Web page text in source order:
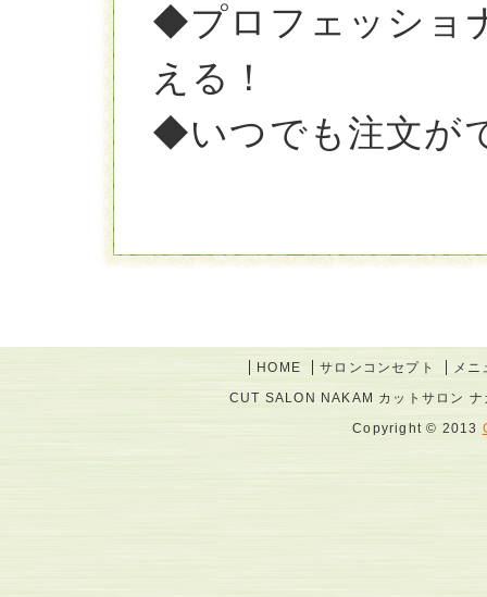
◆プロフェッショ
える！
◆いつでも注文が
HOME サロンコンセプト
メニ
CUT SALON NAKAM カットサロン
Copyright © 2013